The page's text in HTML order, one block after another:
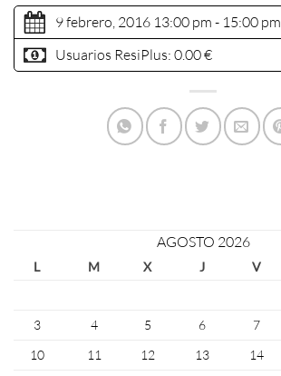
9 febrero, 2016 13:00 pm - 15:00 pm
Usuarios ResiPlus: 0.00 €
AGOSTO 2026
L M X J V
3
4 5 6 7
10
11 12 13 14